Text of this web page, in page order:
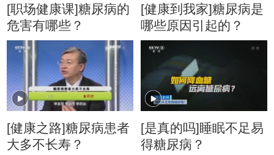
[职场健康课]糖尿病的
危害有哪些？
[健康到我家]糖尿病是
哪些原因引起的？
[健康之路]糖尿病患者
大多不长寿？
[是真的吗]睡眠不足易
得糖尿病？